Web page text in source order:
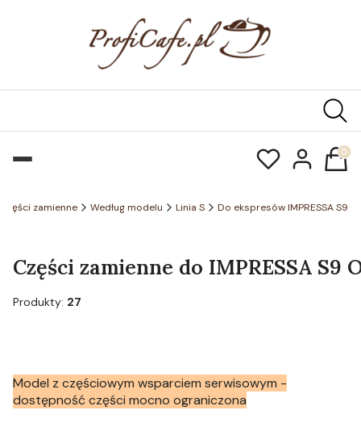
Części zamienne Według modelu Linia S Do ekspresów IMPRESSA S9
Części zamienne do IMPRESSA S9
Produkty: 27
Model z częściowym wsparciem serwisowym -
dostępność części mocno ograniczona